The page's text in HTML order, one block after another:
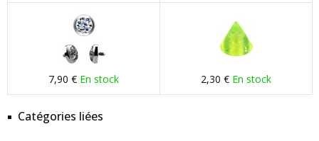
7,90 € En stock 2,30 € En stock
Catégories liées